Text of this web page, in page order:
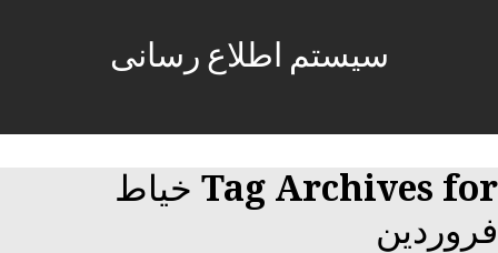
سیستم اطلاع رسانی
Tag Archives for خیاط
فروردین